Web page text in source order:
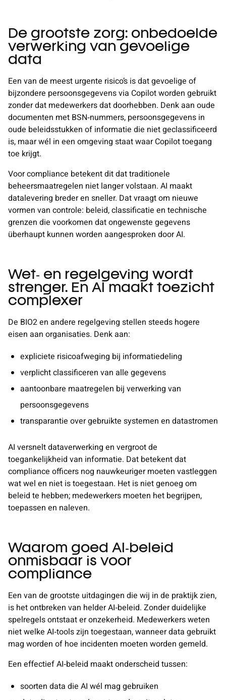
De grootste zorg: onbedoelde
verwerking van gevoelige
data
Een van de meest urgente risico’s is dat gevoelige of
bijzondere persoonsgegevens via Copilot worden gebruikt
zonder dat medewerkers dat doorhebben. Denk aan oude
documenten met BSN‑nummers, persoonsgegevens in
oude beleidsstukken of informatie die niet geclassificeerd
is, maar wél in een omgeving staat waar Copilot toegang
toe krijgt.
Voor compliance betekent dit dat traditionele
beheersmaatregelen niet langer volstaan. AI maakt
datalevering breder en sneller. Dat vraagt om nieuwe
vormen van controle: beleid, classificatie en technische
grenzen die voorkomen dat ongewenste gegevens
überhaupt kunnen worden aangesproken door AI.
Wet‑ en regelgeving wordt
strenger. En AI maakt toezicht
complexer
De BIO2 en andere regelgeving stellen steeds hogere
eisen aan organisaties. Denk aan:
expliciete risicoafweging bij informatiedeling
verplicht classificeren van alle gegevens
aantoonbare maatregelen bij verwerking van
persoonsgegevens
transparantie over gebruikte systemen en datastromen
AI versnelt dataverwerking en vergroot de
toegankelijkheid van informatie. Dat betekent dat
compliance officers nog nauwkeuriger moeten vastleggen
wat wel en niet is toegestaan. Het is niet genoeg om
beleid te hebben; medewerkers moeten het begrijpen,
toepassen en naleven.
Waarom goed AI‑beleid
onmisbaar is voor
compliance
Een van de grootste uitdagingen die wij in de praktijk zien,
is het ontbreken van helder AI‑beleid. Zonder duidelijke
spelregels ontstaat er onzekerheid. Medewerkers weten
niet welke AI‑tools zijn toegestaan, wanneer data gebruikt
mag worden of hoe incidenten moeten worden gemeld.
Een effectief AI‑beleid maakt onderscheid tussen:
soorten data die AI wél mag gebruiken